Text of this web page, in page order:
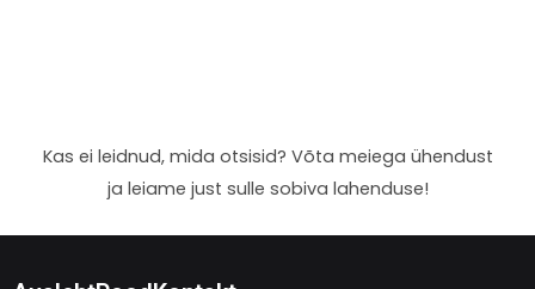
Kas ei leidnud, mida otsisid? Võta meiega ühendust
ja leiame just sulle sobiva lahenduse!